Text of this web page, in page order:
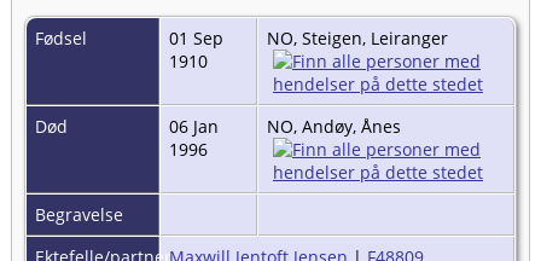
Fødsel
01 Sep
1910
NO, Steigen, Leiranger
Død
06 Jan
1996
NO, Andøy, Ånes
Begravelse